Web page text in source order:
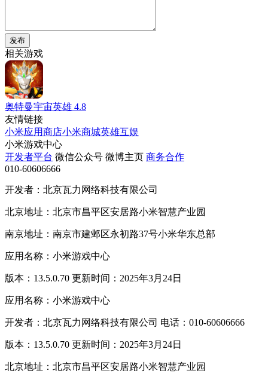
发布
相关游戏
奥特曼宇宙英雄 4.8
友情链接
小米应用商店小米商城英雄互娱
小米游戏中心
开发者平台 微信公众号 微博主页 商务合作
010-60606666
开发者：北京瓦力网络科技有限公司
北京地址：北京市昌平区安居路小米智慧产业园
南京地址：南京市建邺区永初路37号小米华东总部
应用名称：小米游戏中心
版本：13.5.0.70 更新时间：2025年3月24日
应用名称：小米游戏中心
开发者：北京瓦力网络科技有限公司 电话：010-60606666
版本：13.5.0.70 更新时间：2025年3月24日
北京地址：北京市昌平区安居路小米智慧产业园